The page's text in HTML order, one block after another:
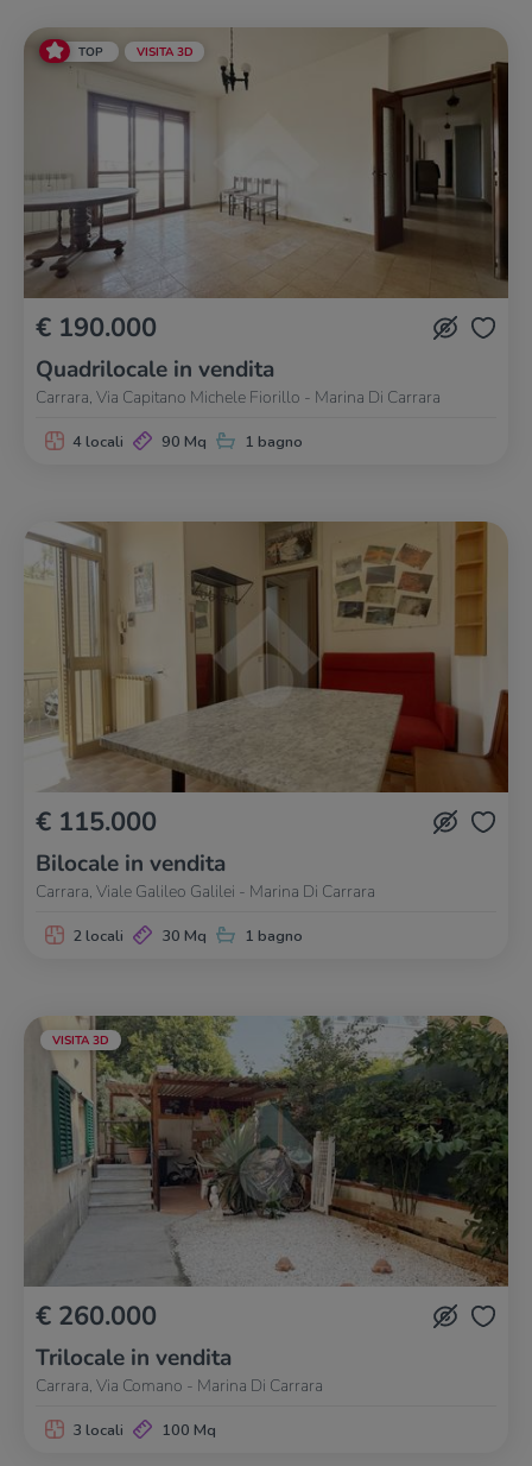
TOP VISITA 3D
€ 190.000
Quadrilocale in vendita
Carrara, Via Capitano Michele Fiorillo - Marina Di Carrara
4 locali 90 Mq 1 bagno
€ 115.000
Bilocale in vendita
Carrara, Viale Galileo Galilei - Marina Di Carrara
2 locali 30 Mq 1 bagno
VISITA 3D
€ 260.000
Trilocale in vendita
Carrara, Via Comano - Marina Di Carrara
3 locali 100 Mq